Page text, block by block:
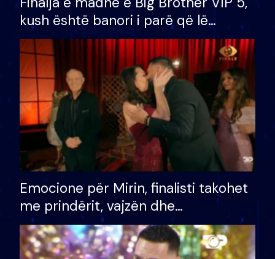
kush është banori i parë që lë
shtëpinë dhe humb mundësinë për
të fituar çmimin e madh
Emocione për Mirin, finalisti takohet
me prindërit, vajzën dhe
bashkëshorten: S’kemi ndonjë letër
divorci apo jo?